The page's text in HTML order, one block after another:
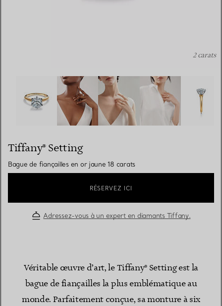
Tiffany® Setting: Bague de fiançailles en or jaune 18
2 carats
Tiffany® Setting
Bague de fiançailles en or jaune 18 carats
RÉSERVEZ ICI
Adressez-vous à un expert en diamants Tiffany.
Véritable œuvre d’art, le Tiffany® Setting est la
bague de fiançailles la plus emblématique au
monde. Parfaitement conçue, sa monture à six